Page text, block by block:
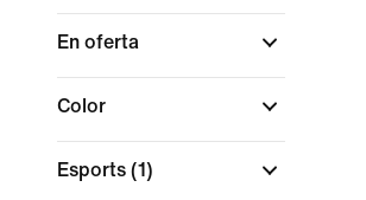
En oferta
Color
Esports (1)